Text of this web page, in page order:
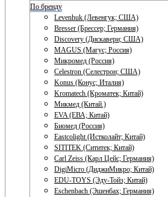
По бренду
Levenhuk (Левенгук; США)
Bresser (Брессер; Германия)
Discovery (Дискавери; США)
MAGUS (Магус; Россия)
Микромед (Россия)
Celestron (Селестрон; США)
Konus (Конус; Италия)
Kromatech (Кроматек; Китай)
Микмед (Китай.)
EVA (ЕВА; Китай)
Биомед (Россия)
Eastcolight (Истколайт; Китай)
SITITEK (Сититек; Китай)
Carl Zeiss (Карл Цейс; Германия)
DigiMicro (ДиджиМикро; Китай)
EDU-TOYS (Эду-Тойз; Китай)
Eschenbach (Эшенбах; Германия)